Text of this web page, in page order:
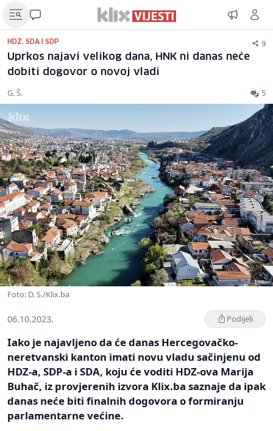
HDZ, SDA I SDP 9
Uprkos najavi velikog dana, HNK ni danas neće
dobiti dogovor o novoj vladi
G. Š. 5
Foto: D. S./Klix.ba
06.10.2023. Podijeli
Iako je najavljeno da će danas Hercegovačko-
neretvanski kanton imati novu vladu sačinjenu od
HDZ-a, SDP-a i SDA, koju će voditi HDZ-ova Marija
Buhač, iz provjerenih izvora Klix.ba saznaje da ipak
danas neće biti finalnih dogovora o formiranju
parlamentarne većine.